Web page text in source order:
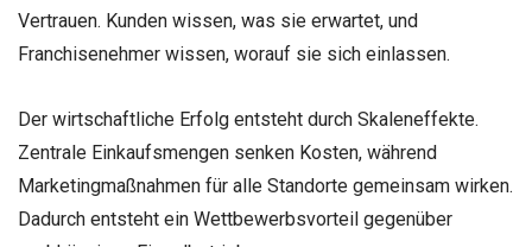
Vertrauen. Kunden wissen, was sie erwartet, und
Franchisenehmer wissen, worauf sie sich einlassen.
Der wirtschaftliche Erfolg entsteht durch Skaleneffekte.
Zentrale Einkaufsmengen senken Kosten, während
Marketingmaßnahmen für alle Standorte gemeinsam wirken.
Dadurch entsteht ein Wettbewerbsvorteil gegenüber